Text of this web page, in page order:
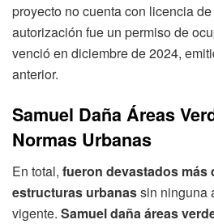
proyecto no cuenta con licencia
autorización fue un permiso de
venció en diciembre de 2024,
anterior.
Samuel Daña Áreas
Normas Urbanas
En total, fueron devastados más
estructuras urbanassin ninguna
vigente. Samuel daña áreas